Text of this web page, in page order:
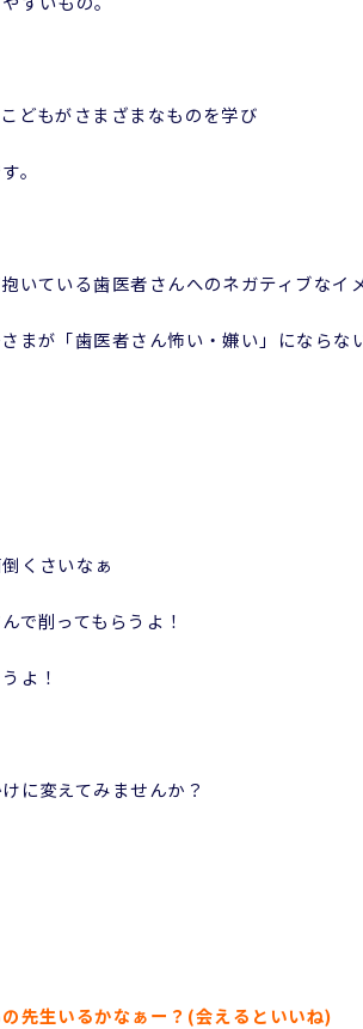
どもがさまざまなものを学び
。
いている歯医者さんへのネガティブなイ
まが「歯医者さん怖い・嫌い」にならな
くさいなぁ
で削ってもらうよ！
よ！
に変えてみませんか？
先生いるかなぁー？(会えるといいね)